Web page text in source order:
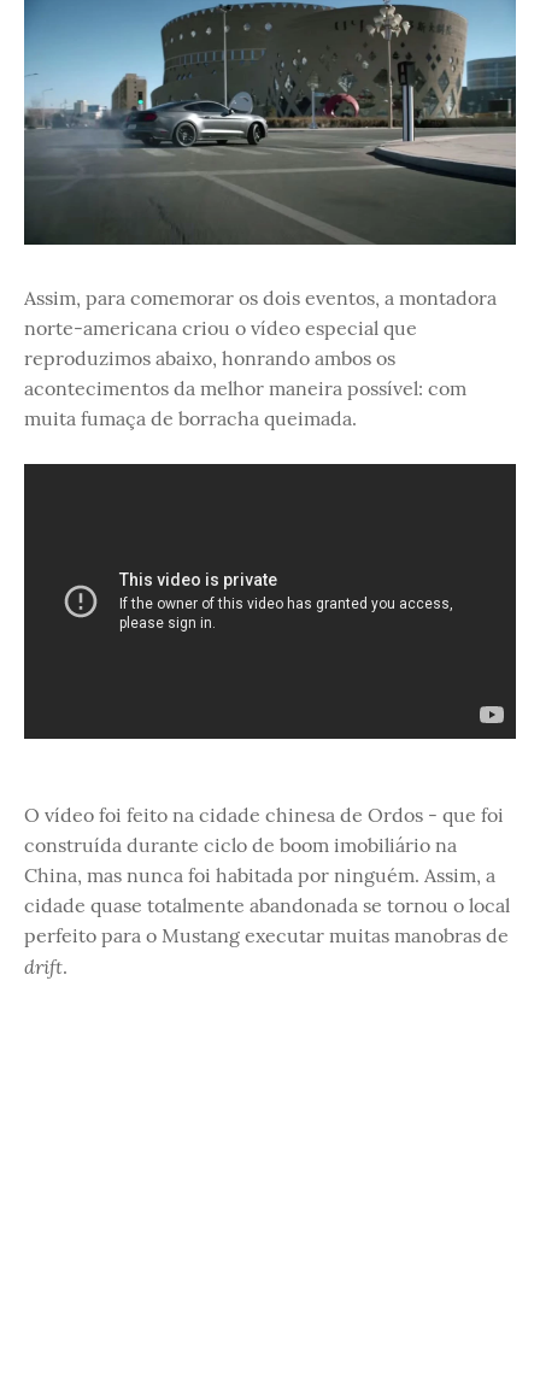
Assim, para comemorar os dois eventos, a montadora
norte-americana criou o vídeo especial que
reproduzimos abaixo, honrando ambos os
acontecimentos da melhor maneira possível: com
muita fumaça de borracha queimada.
O vídeo foi feito na cidade chinesa de Ordos - que foi
construída durante ciclo de boom imobiliário na
China, mas nunca foi habitada por ninguém. Assim, a
cidade quase totalmente abandonada se tornou o local
perfeito para o Mustang executar muitas manobras de
drift.